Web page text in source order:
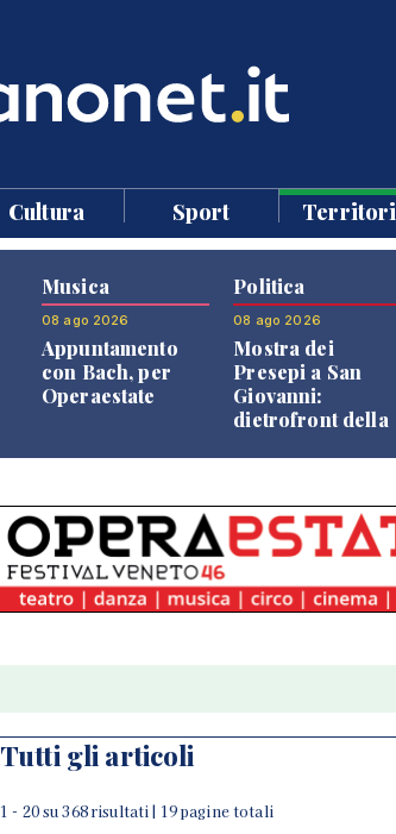
Cultura Sport
Musica
08 ago 2026
Appuntamento
con Bach, per
Operaestate
Politica
08 ago 2026
Mostra dei
Presepi a San
Giovanni:
dietrofront della
Tutti gli articoli
1 - 20 su 368 risultati | 19 pagine totali